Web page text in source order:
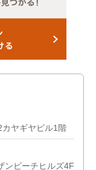
ヤギヤビル1階
ンビーチヒルズ4F